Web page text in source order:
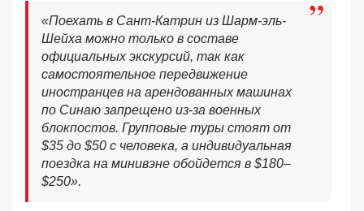
«Поехать в Сант-Катрин из Шарм-эль-
Шейха можно только в составе
официальных экскурсий, так как
самостоятельное передвижение
иностранцев на арендованных машинах
по Синаю запрещено из-за военных
блокпостов. Групповые туры стоят от
$35 до $50 с человека, а индивидуальная
поездка на минивэне обойдется в $180–
$250».